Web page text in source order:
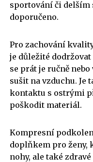
sportování či delším
doporučeno.
Pro zachování
je důležité
se prát je ručně
sušit na vzduchu. Je
kontaktu s ostrými
poškodit materiál.
Kompresní
doplňkem pro ženy,
nohy, ale také